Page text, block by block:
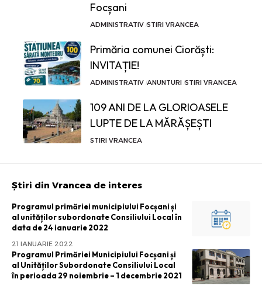
Focșani
ADMINISTRATIV STIRI VRANCEA
Primăria comunei Ciorăști:
INVITAȚIE!
ADMINISTRATIV ANUNTURI STIRI VRANCEA
109 ANI DE LA GLORIOASELE
LUPTE DE LA MĂRĂȘEȘTI
STIRI VRANCEA
Știri din Vrancea de interes
Programul primăriei municipiului Focșani și
al unităților subordonate Consiliului Local în
data de 24 ianuarie 2022
21 IANUARIE 2022
Programul Primăriei Municipiului Focșani și
al Unităților Subordonate Consiliului Local
în perioada 29 noiembrie – 1 decembrie 2021